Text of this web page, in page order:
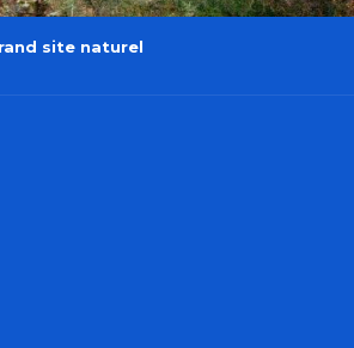
site naturel